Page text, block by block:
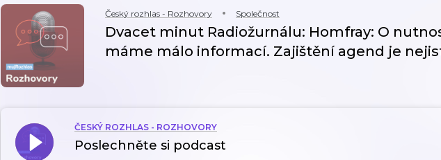
Český rozhlas - Rozhovory Společnost
Dvacet minut Radiožurnálu: Homfray: O
máme málo informací. Zajištění agend je
ČESKÝ ROZHLAS - ROZHOVORY
Poslechněte si podcast